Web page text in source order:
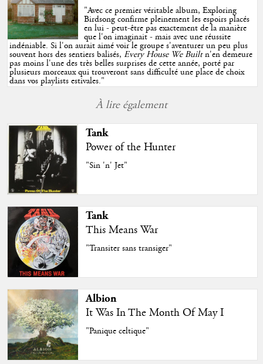
"Avec ce premier véritable album, Exploring
Birdsong confirme pleinement les espoirs placés
en lui - peut-être pas exactement de la manière
que l'on imaginait - mais avec une réussite
indéniable. Si l'on aurait aimé voir le groupe s'aventurer un peu plus
souvent hors des sentiers balisés,Every House We Builtn'en demeure
pas moins l'une des très belles surprises de cette année, porté par
plusieurs morceaux qui trouveront sans difficulté une place de choix
dans vos playlists estivales."
À lire également
Tank
Power of the Hunter
"Sin 'n' Jet"
Tank
This Means War
"Transiter sans transiger"
Albion
It Was In The Month Of May I
"Panique celtique"